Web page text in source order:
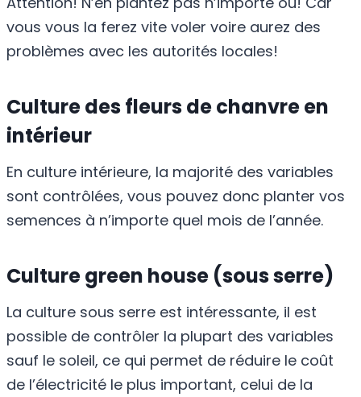
vous vous la ferez vite voler voire aurez des
problèmes avec les autorités locales!
Culture des fleurs de chanvre en
intérieur
En culture intérieure, la majorité des variables
sont contrôlées, vous pouvez donc planter vos
semences à n’importe quel mois de l’année.
Culture green house (sous serre)
La culture sous serre est intéressante, il est
possible de contrôler la plupart des variables
sauf le soleil, ce qui permet de réduire le coût
de l’électricité le plus important, celui de la